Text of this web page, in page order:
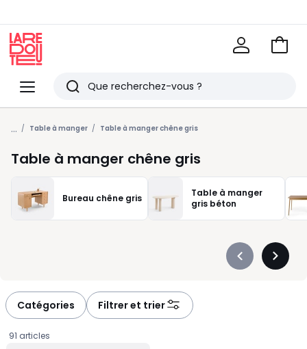
Menu
Redoute
Rechercher
Derniers
articles
vus
Voir
... Table à manger Table à manger chêne gris
Table à manger chêne gris
Bureau chêne gris
Table à manger
gris béton
Précédent
Catégories Filtrer et trier
91 articles